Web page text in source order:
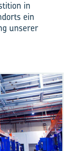
in
ein
unserer